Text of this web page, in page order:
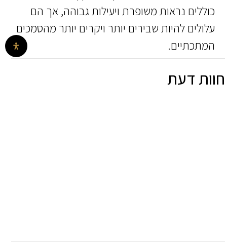
כוללים נראות משופרת ויעילות גבוהה, אך הם
עלולים להיות שבירים יותר ויקרים יותר מהסמכים
המתכתיים.
חוות דעת